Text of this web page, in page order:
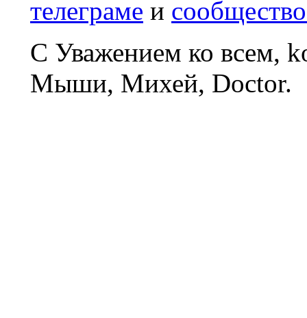
телеграме и
С Уважением ко всем,
Мыши, Михей, Doctor.